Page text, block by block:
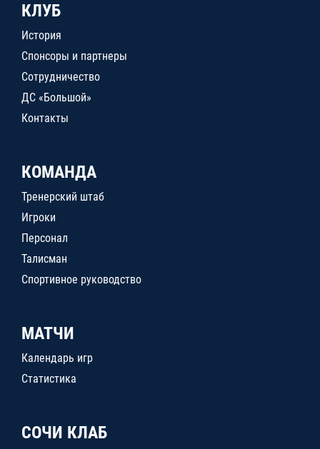
КЛУБ
История
Спонсоры и партнеры
Сотрудничество
ДС «Большой»
Контакты
КОМАНДА
Тренерский штаб
Игроки
Персонал
Талисман
Спортивное руководство
МАТЧИ
Календарь игр
Статистика
СОЧИ КЛАБ